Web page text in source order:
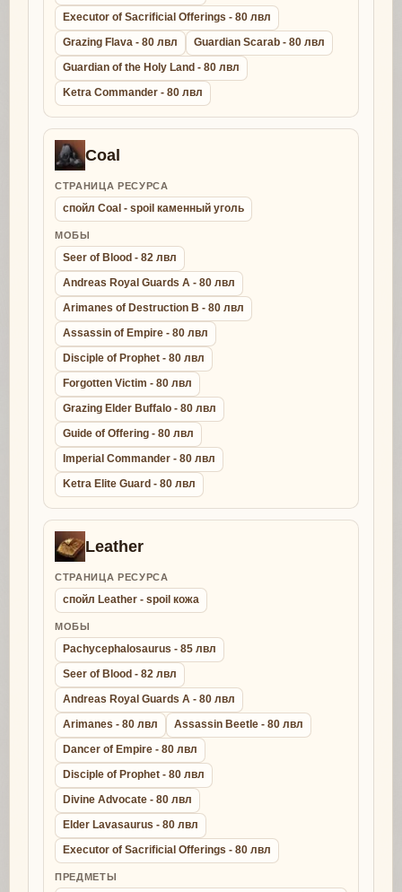
Executor of Sacrificial Offerings - 80 лвл
Grazing Flava - 80 лвл
Guardian Scarab - 80 лвл
Guardian of the Holy Land - 80 лвл
Ketra Commander - 80 лвл
Coal
СТРАНИЦА РЕСУРСА
спойл Coal - spoil каменный уголь
МОБЫ
Seer of Blood - 82 лвл
Andreas Royal Guards A - 80 лвл
Arimanes of Destruction B - 80 лвл
Assassin of Empire - 80 лвл
Disciple of Prophet - 80 лвл
Forgotten Victim - 80 лвл
Grazing Elder Buffalo - 80 лвл
Guide of Offering - 80 лвл
Imperial Commander - 80 лвл
Ketra Elite Guard - 80 лвл
Leather
СТРАНИЦА РЕСУРСА
спойл Leather - spoil кожа
МОБЫ
Pachycephalosaurus - 85 лвл
Seer of Blood - 82 лвл
Andreas Royal Guards A - 80 лвл
Arimanes - 80 лвл
Assassin Beetle - 80 лвл
Dancer of Empire - 80 лвл
Disciple of Prophet - 80 лвл
Divine Advocate - 80 лвл
Elder Lavasaurus - 80 лвл
Executor of Sacrificial Offerings - 80 лвл
ПРЕДМЕТЫ